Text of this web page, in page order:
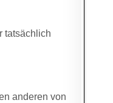
tatsächlich
anderen von